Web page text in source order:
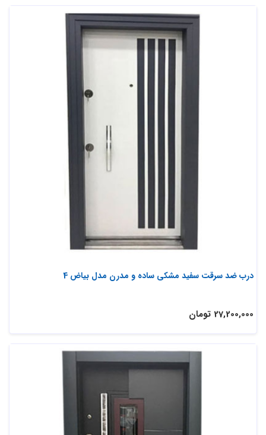
درب ضد سرقت سفید مشکی ساده و مدرن مدل بیاض 4
27,200,000 تومان